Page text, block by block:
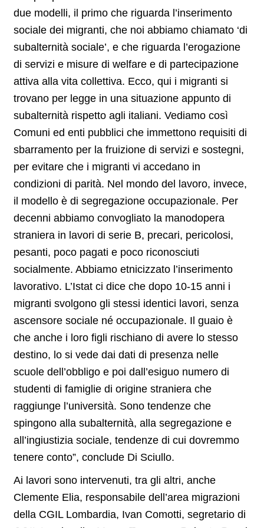
due modelli, il primo che riguarda l’inserimento
sociale dei migranti, che noi abbiamo chiamato ‘di
subalternità sociale’, e che riguarda l’erogazione
di servizi e misure di welfare e di partecipazione
attiva alla vita collettiva. Ecco, qui i migranti si
trovano per legge in una situazione appunto di
subalternità rispetto agli italiani. Vediamo così
Comuni ed enti pubblici che immettono requisiti di
sbarramento per la fruizione di servizi e sostegni,
per evitare che i migranti vi accedano in
condizioni di parità. Nel mondo del lavoro, invece,
il modello è di segregazione occupazionale. Per
decenni abbiamo convogliato la manodopera
straniera in lavori di serie B, precari, pericolosi,
pesanti, poco pagati e poco riconosciuti
socialmente. Abbiamo etnicizzato l’inserimento
lavorativo. L’Istat ci dice che dopo 10-15 anni i
migranti svolgono gli stessi identici lavori, senza
ascensore sociale né occupazionale. Il guaio è
che anche i loro figli rischiano di avere lo stesso
destino, lo si vede dai dati di presenza nelle
scuole dell’obbligo e poi dall’esiguo numero di
studenti di famiglie di origine straniera che
raggiunge l’università. Sono tendenze che
spingono alla subalternità, alla segregazione e
all’ingiustizia sociale, tendenze di cui dovremmo
tenere conto”, conclude Di Sciullo.
Ai lavori sono intervenuti, tra gli altri, anche
Clemente Elia, responsabile dell’area migrazioni
della CGIL Lombardia, Ivan Comotti, segretario di